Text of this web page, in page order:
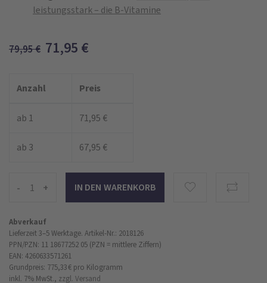
leistungsstark – die B-Vitamine
79,95€ 71,95 €
Anzahl Preis
ab 1 71,95 €
ab 3 67,95 €
- +
Abverkauf
Lieferzeit 3–5 Werktage. Artikel-Nr.: 2018126
PPN/PZN: 11 18677252 05 (PZN = mittlere Ziffern)
EAN: 4260633571261
Grundpreis: 775,33 € pro Kilogramm
inkl. 7% MwSt., zzgl. Versand